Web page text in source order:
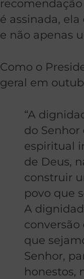
é assinada,
e não apenas
Como o
geral em
“A
do
espiritual
de Deus,
construir
povo que
A
conversão
que
Senhor,
honestos,